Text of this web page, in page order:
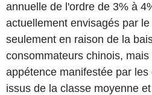
annuelle de l'ordre de 3% à
actuellement envisagés par
seulement en raison de la
consommateurs chinois,
appétence manifestée par
issus de la classe moyenne